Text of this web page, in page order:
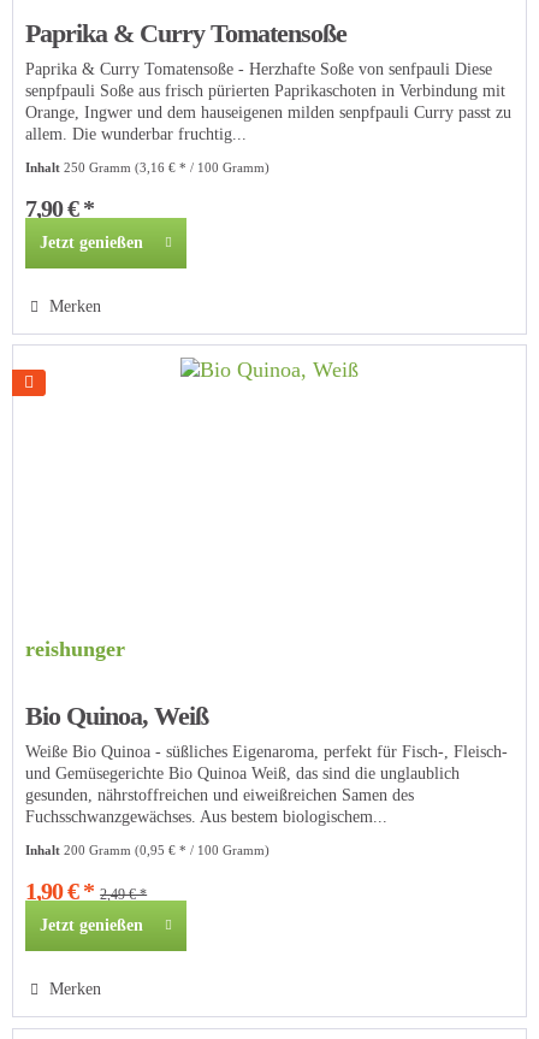
Paprika & Curry Tomatensoße
Paprika & Curry Tomatensoße - Herzhafte Soße von senfpauli Diese
senpfpauli Soße aus frisch pürierten Paprikaschoten in Verbindung mit
Orange, Ingwer und dem hauseigenen milden senpfpauli Curry passt zu
allem. Die wunderbar fruchtig...
Inhalt250 Gramm(3,16 € * / 100 Gramm)
7,90 € *
Jetzt genießen
Merken
reishunger
Bio Quinoa, Weiß
Weiße Bio Quinoa - süßliches Eigenaroma, perfekt für Fisch-, Fleisch-
und Gemüsegerichte Bio Quinoa Weiß, das sind die unglaublich
gesunden, nährstoffreichen und eiweißreichen Samen des
Fuchsschwanzgewächses. Aus bestem biologischem...
Inhalt200 Gramm(0,95 € * / 100 Gramm)
1,90 € * 2,49 € *
Jetzt genießen
Merken